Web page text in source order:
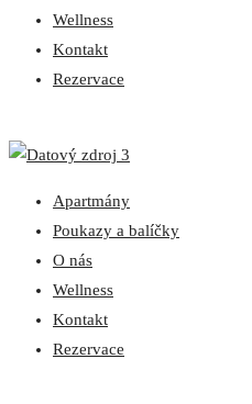
Wellness
Kontakt
Rezervace
Apartmány
Poukazy a balíčky
O nás
Wellness
Kontakt
Rezervace